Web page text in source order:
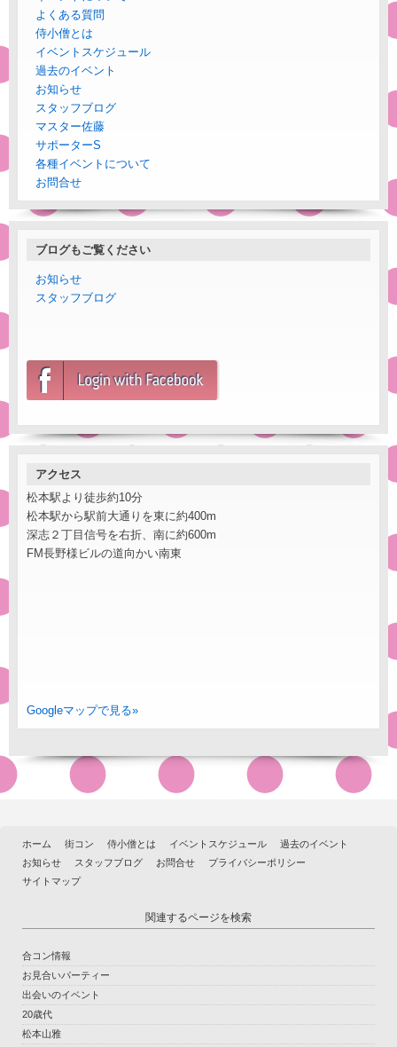
よくある質問
侍小僧とは
イベントスケジュール
過去のイベント
お知らせ
スタッフブログ
マスター佐藤
サポーターS
各種イベントについて
お問合せ
ブログもご覧ください
お知らせ
スタッフブログ
アクセス
松本駅より徒歩約10分
松本駅から駅前大通りを東に約400m
深志２丁目信号を右折、南に約600m
FM長野様ビルの道向かい南東
Googleマップで見る»
ホーム 街コン 侍小僧とは イベントスケジュール
過去のイベント
お知らせ
スタッフブログ お問合せ
プライバシーポリシー
サイトマップ
関連するページを検索
合コン情報
お見合いパーティー
出会いのイベント
20歳代
松本山雅